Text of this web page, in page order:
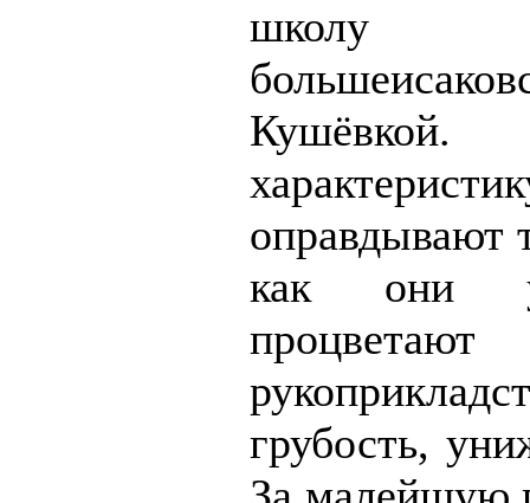
школу
оправдывают
как они
процветают
грубость,